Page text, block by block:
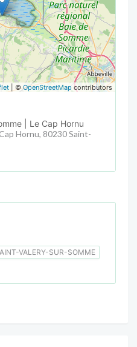
| ©OpenStreetMap contributors
| Le Cap Hornu
Hornu, 80230 Saint-
VALERY-SUR-SOMME